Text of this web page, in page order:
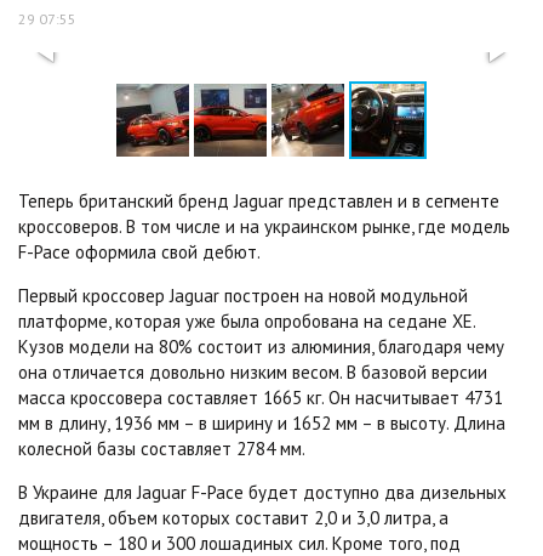
29 07:55
Теперь британский бренд Jaguar представлен и в сегменте
кроссоверов. В том числе и на украинском рынке, где модель
F-Pace оформила свой дебют.
Первый кроссовер Jaguar построен на новой модульной
платформе, которая уже была опробована на седане XE.
Кузов модели на 80% состоит из алюминия, благодаря чему
она отличается довольно низким весом. В базовой версии
масса кроссовера составляет 1665 кг. Он насчитывает 4731
мм в длину, 1936 мм – в ширину и 1652 мм – в высоту. Длина
колесной базы составляет 2784 мм.
В Украине для Jaguar F-Pace будет доступно два дизельных
двигателя, объем которых составит 2,0 и 3,0 литра, а
мощность – 180 и 300 лошадиных сил. Кроме того, под